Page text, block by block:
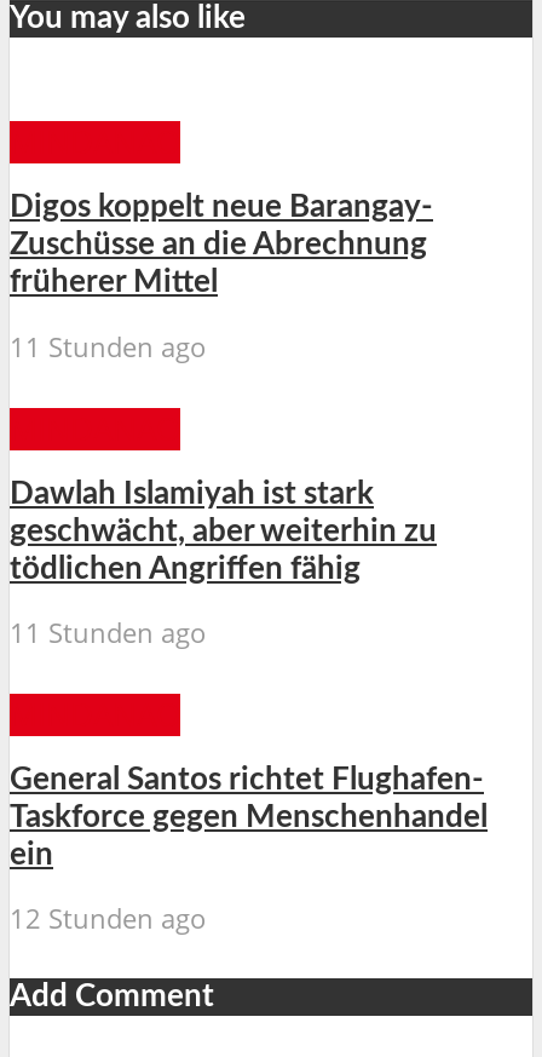
You may also like
Digos koppelt neue Barangay-
Zuschüsse an die Abrechnung
früherer Mittel
11 Stunden ago
Dawlah Islamiyah ist stark
geschwächt, aber weiterhin zu
tödlichen Angriffen fähig
11 Stunden ago
General Santos richtet Flughafen-
Taskforce gegen Menschenhandel
ein
12 Stunden ago
Add Comment